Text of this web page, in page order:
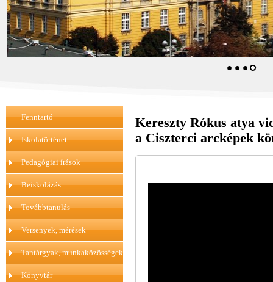
Fenntartó
Iskolatörténet
Pedagógiai írások
Beiskolázás
Továbbtanulás
Versenyek, mérések
Tantárgyak, munkaközösségek
Könyvtár
Kereszty Rókus atya
a Ciszterci arcképek